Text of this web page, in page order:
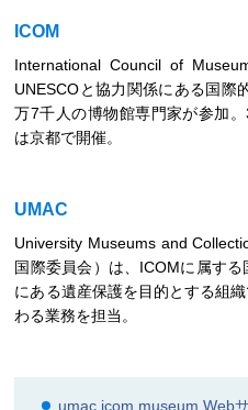
ICOM
International Council of
UNESCOと協力関係にある国際
万7千人の博物館専門家が参加
は京都で開催。
UMAC
University Museums and
国際委員会）は、ICOMに属す
にある遺産保護を目的とする組
わる業務を担当。
umac.icom.museum Web